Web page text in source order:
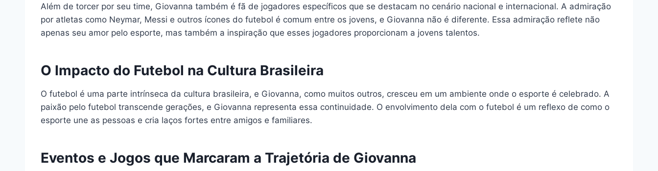
Além de torcer por seu time, Giovanna também é fã de jogadores específicos que se destacam no cenário nacional e internacional. A admiração
por atletas como Neymar, Messi e outros ícones do futebol é comum entre os jovens, e Giovanna não é diferente. Essa admiração reflete não
apenas seu amor pelo esporte, mas também a inspiração que esses jogadores proporcionam a jovens talentos.
O Impacto do Futebol na Cultura Brasileira
O futebol é uma parte intrínseca da cultura brasileira, e Giovanna, como muitos outros, cresceu em um ambiente onde o esporte é celebrado. A
paixão pelo futebol transcende gerações, e Giovanna representa essa continuidade. O envolvimento dela com o futebol é um reflexo de como o
esporte une as pessoas e cria laços fortes entre amigos e familiares.
Eventos e Jogos que Marcaram a Trajetória de Giovanna